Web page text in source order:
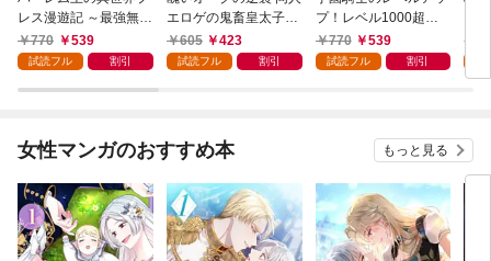
レス漫遊記 ～最強無双
のおじさんはあらゆる
種族を嫁にする～（コ
770 539
試読フル 割引
エロゲの鬼畜皇太子に
転生した喪男の受難
（コミック） 1
605 423
試読フル 割引
プ！レベル1000超え
の転生者、落ちこぼれ
クラスに入学。そし
770 539
試読フル 割引
女性マンガのおすすめ本 もっと見る